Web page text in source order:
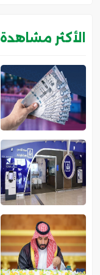
الأكثر مشاهدة